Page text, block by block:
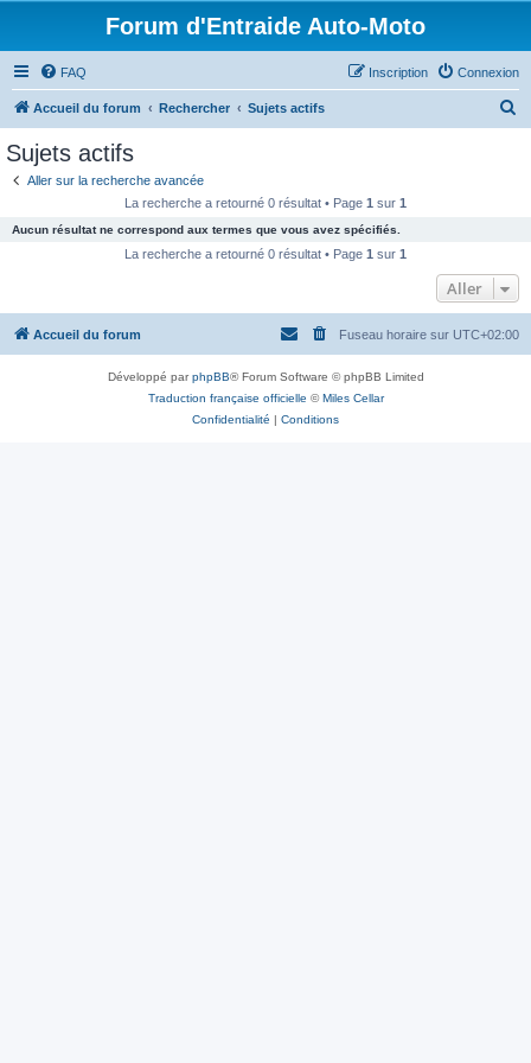
Forum d'Entraide Auto-Moto
FAQ Connexion
Inscription
Accueil du forum Rechercher Sujets actifs
c
e
Sujets actifs
Aller sur la recherche avancée
La recherche a retourné 0 résultat • Page 1 sur 1
Aucun résultat ne correspond aux termes que vous avez spécifiés.
La recherche a retourné 0 résultat • Page 1 sur 1
Aller
Accueil du forum Fuseau horaire sur UTC+02:00
Développé parphpBB® Forum Software © phpBB Limited
Traduction française officielle ©Miles Cellar
Confidentialité | Conditions